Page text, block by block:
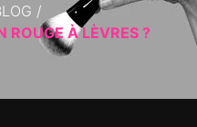
/
ROUGE À LÈVRES ?